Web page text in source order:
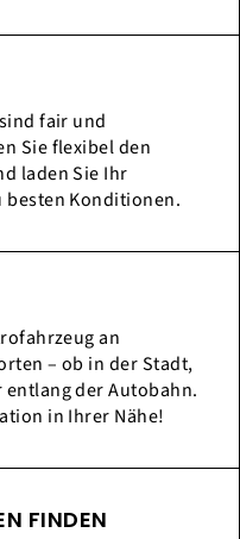
fair und
Sie flexibel den
laden Sie Ihr
besten Konditionen.
an
– ob in der Stadt,
der Autobahn.
in Ihrer Nähe!
FINDEN